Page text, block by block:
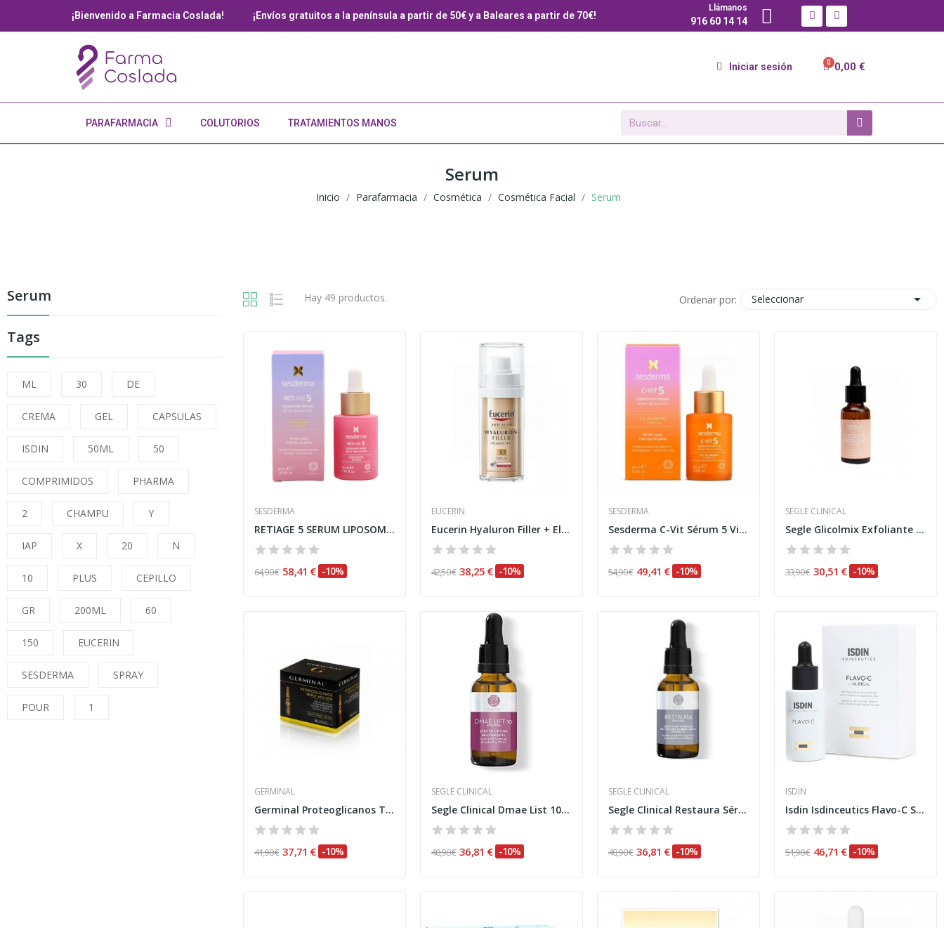
¡Bienvenido a Farmacia Coslada! ¡Envíos gratuitos a la península a partir de 50€ y a Baleares a partir de 70€!
Llámanos
916 60 14 14
Iniciar sesión 0,00 €
PARAFARMACIA COLUTORIOS TRATAMIENTOS MANOS
Serum
Inicio Parafarmacia Cosmética Cosmética Facial Serum
Serum
Tags
ML 30 DE
CREMA GEL CAPSULAS
ISDIN 50ML 50
COMPRIMIDOS PHARMA
2 CHAMPU Y
IAP X 20 N
10 PLUS CEPILLO
GR 200ML 60
150 EUCERIN
SESDERMA SPRAY
POUR 1
Hay 49 productos. Ordenar por: Seleccionar 
SESDERMA
RETIAGE 5 SERUM LIPOSOMADO 30 ML SESDERMA
64,90 € 58,41 € -10%
EUCERIN
Eucerin Hyaluron Filler + Elasticity Sérum 3D 30ml
42,50 € 38,25 € -10%
SESDERMA
Sesderma C-Vit Sérum 5 Vitaminas 30ml
54,90 € 49,41 € -10%
SEGLE CLINICAL
Segle Glicolmix Exfoliante Serum 30 ml
33,90 € 30,51 € -10%
GERMINAL
Germinal Proteoglicanos Triple Acción 30 Ampollas
41,90 € 37,71 € -10%
SEGLE CLINICAL
Segle Clinical Dmae List 10 Sérum 30ml
40,90 € 36,81 € -10%
SEGLE CLINICAL
Segle Clinical Restaura Sérum 30ml
40,90 € 36,81 € -10%
ISDIN
Isdin Isdinceutics Flavo-C Sérum 30 ml
51,90 € 46,71 € -10%